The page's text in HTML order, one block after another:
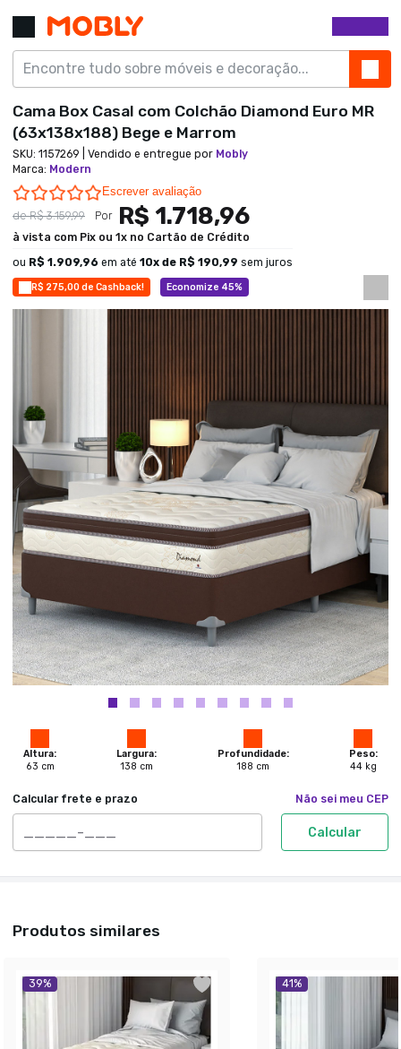
R$ 275,00 de Cashback! Economize 45%
Altura:
63 cm
Largura:
138 cm
Profundidade:
188 cm
Peso:
44 kg
Calcular frete e prazo Não sei meu CEP
Calcular
Cama Box Casal com Colchão Diamond Euro MR
(63x138x188) Bege e Marrom
SKU: 1157269 | Vendido e entregue por Mobly
Marca: Modern
0.0 star rating
Escrever avaliação
deR$ 3.159,99 Por R$ 1.718,96
à vista com Pix ou 1x no Cartão de Crédito
ou R$ 1.909,96 em até 10x de R$ 190,99 sem juros
Produtos similares
39% 41%